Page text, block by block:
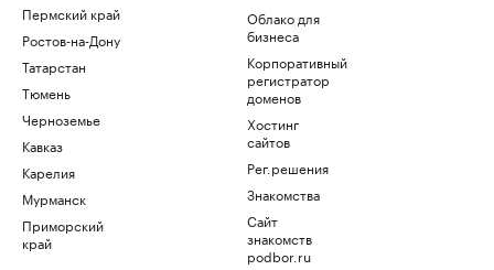
Пермский край
Ростов-на-Дону
Татарстан
Тюмень
Черноземье
Кавказ
Карелия
Мурманск
Приморский
край
Облако для
бизнеса
Корпоративный
регистратор
доменов
Хостинг
сайтов
Рег.решения
Знакомства
Сайт
знакомств
podbor.ru